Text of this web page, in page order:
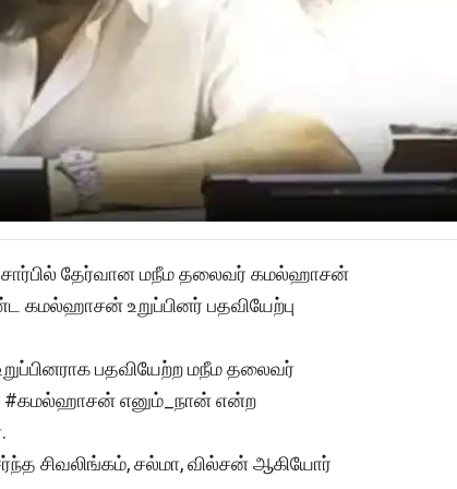
சார்பில் தேர்வான மநீம தலைவர் கமல்ஹாசன்
கமல்ஹாசன் உறுப்பினர் பதவியேற்பு
பதவியேற்ற மநீம தலைவர்
#கமல்ஹாசன் எனும்_நான் என்ற
சிவலிங்கம், சல்மா, வில்சன் ஆகியோர்